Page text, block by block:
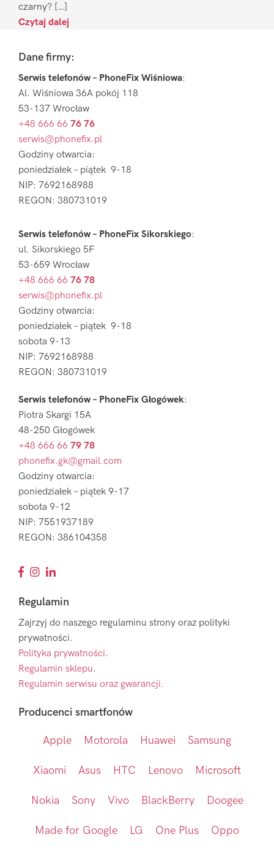
czarny? […]
Czytaj dalej
FooterDane firmy:
Serwis telefonów – PhoneFix Wiśniowa:
Al. Wiśniowa 36A pokój 118
53-137 Wrocław
+48 666 66 76 76
serwis@phonefix.pl
Godziny otwarcia:
poniedziałek – piątek 9-18
NIP: 7692168988
REGON: 380731019
Serwis telefonów – PhoneFix Sikorskiego:
ul. Sikorskiego 5F
53-659 Wrocław
+48 666 66 76 78
serwis@phonefix.pl
Godziny otwarcia:
poniedziałek – piątek 9-18
sobota 9-13
NIP: 7692168988
REGON: 380731019
Serwis telefonów – PhoneFix Głogówek:
Piotra Skargi 15A
48-250 Głogówek
+48 666 66 79 78
phonefix.gk@gmail.com
Godziny otwarcia:
poniedziałek – piątek 9-17
sobota 9-12
NIP: 7551937189
REGON: 386104358
Regulamin
Zajrzyj do naszego regulaminu strony oraz polityki
prywatności.
Polityka prywatności.
Regulamin sklepu.
Regulamin serwisu oraz gwarancji.
Producenci smartfonów
Apple Motorola Huawei Samsung
Xiaomi Asus HTC Lenovo Microsoft
Nokia Sony Vivo BlackBerry Doogee
Made for Google LG One Plus Oppo